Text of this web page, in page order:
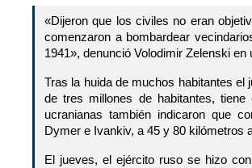
«Dijeron que los civiles no eran
comenzaron a bombardear
1941», denunció Volodimir Zelenski
Tras la huida de muchos habitantes el
de tres millones de habitantes,
ucranianas también indicaron que
Dymer e Ivankiv, a 45 y 80 kilómetros
El jueves, el ejército ruso se hizo